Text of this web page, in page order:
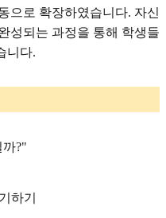
으로 확장하였습니다. 자신
성되는 과정을 통해 학생들
니다.
?"
하기